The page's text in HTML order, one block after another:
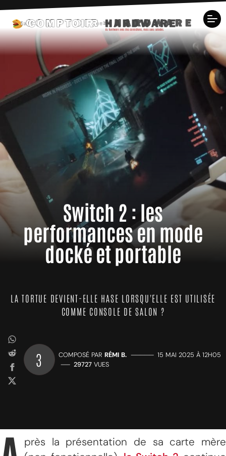
Switch 2 : les
performances en mode
docké et portable
LA TORTUE DEVIENT-ELLE HASE LORSQU'ELLE EST UTILISÉE
COMME CONSOLE DE SALON ?
3 COMPOSÉ PAR RÉMI B. ————— 15 MAI 2025 À 12H05
—— 29727 VUES
près la présentation de sa carte mère